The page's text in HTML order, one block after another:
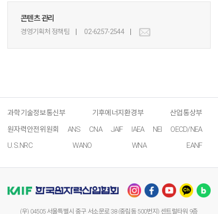
콘텐츠 관리
경영기획처 정책팀 02-6257-2544
과학기술정보통신부 기후에너지환경부
산업통상부
원자력안전위원회
ANS CNA JAIF IAEA NEI
OECD/NEA
U.S.NRC
WANO WNA EANF
(우) 04505 서울특별시 중구 서소문로 38 (중림동 500번지) 센트럴타워 9층